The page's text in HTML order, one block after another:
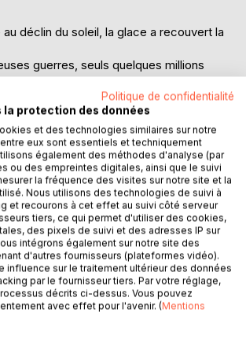
au déclin du soleil, la glace a recouvert la
guerres, seuls quelques millions
d’individus travaillent à l’expansion de
ville souterraine.
Izabo et régie par Wilwear,
cité est menacé depuis peu par un
inconnu.
le commandant Goldman, récent
spéciaux, est dépêché afin d’infiltrer
une certaine Sophie Söhne,
dans sa démarche.
hasard sa Mémoire Vive Interne,
Wilwear a voulu faire de lui un bouc-
le piste. En conséquence, lorsque
aide pour échapper au régent,
sa requête.
Politique de confidentialité
la protection des données
et des technologies similaires sur notre
eux sont essentiels et techniquement
également des méthodes d'analyse (par
ou des empreintes digitales, ainsi que le suivi
la fréquence des visites sur notre site et la
Nous utilisons des technologies de suivi à
et recourons à cet effet au suivi côté serveur
tiers, ce qui permet d'utiliser des cookies,
des pixels de suivi et des adresses IP sur
intégrons également sur notre site des
d'autres fournisseurs (plateformes vidéo).
influence sur le traitement ultérieur des données
par le fournisseur tiers. Par votre réglage,
décrits ci-dessus. Vous pouvez
avec effet pour l'avenir. (Mentions